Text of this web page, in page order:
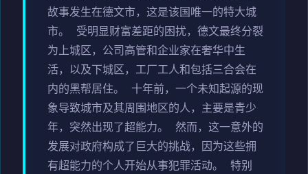
故事发生在德文市，这是该国唯一的特大城
市。 受明显财富差距的困扰，德文最终分裂
为上城区，公司高管和企业家在奢华中生
活，以及下城区，工厂工人和包括三合会在
内的黑帮居住。 十年前，一个未知起源的现
象导致城市及其周围地区的人，主要是青少
年，突然出现了超能力。 然而，这一意外的
发展对政府构成了巨大的挑战，因为这些拥
有超能力的个人开始从事犯罪活动。 特别